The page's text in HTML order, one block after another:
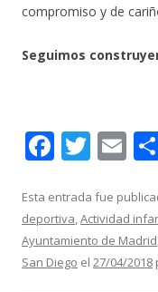
compromiso y de
Seguimos
F
e
b
o
T
itt
er
E
ai
l
Esta entrada fue
deportiva,Actividad
Ayuntamiento de Madrid
San Diego el 27/04/2018